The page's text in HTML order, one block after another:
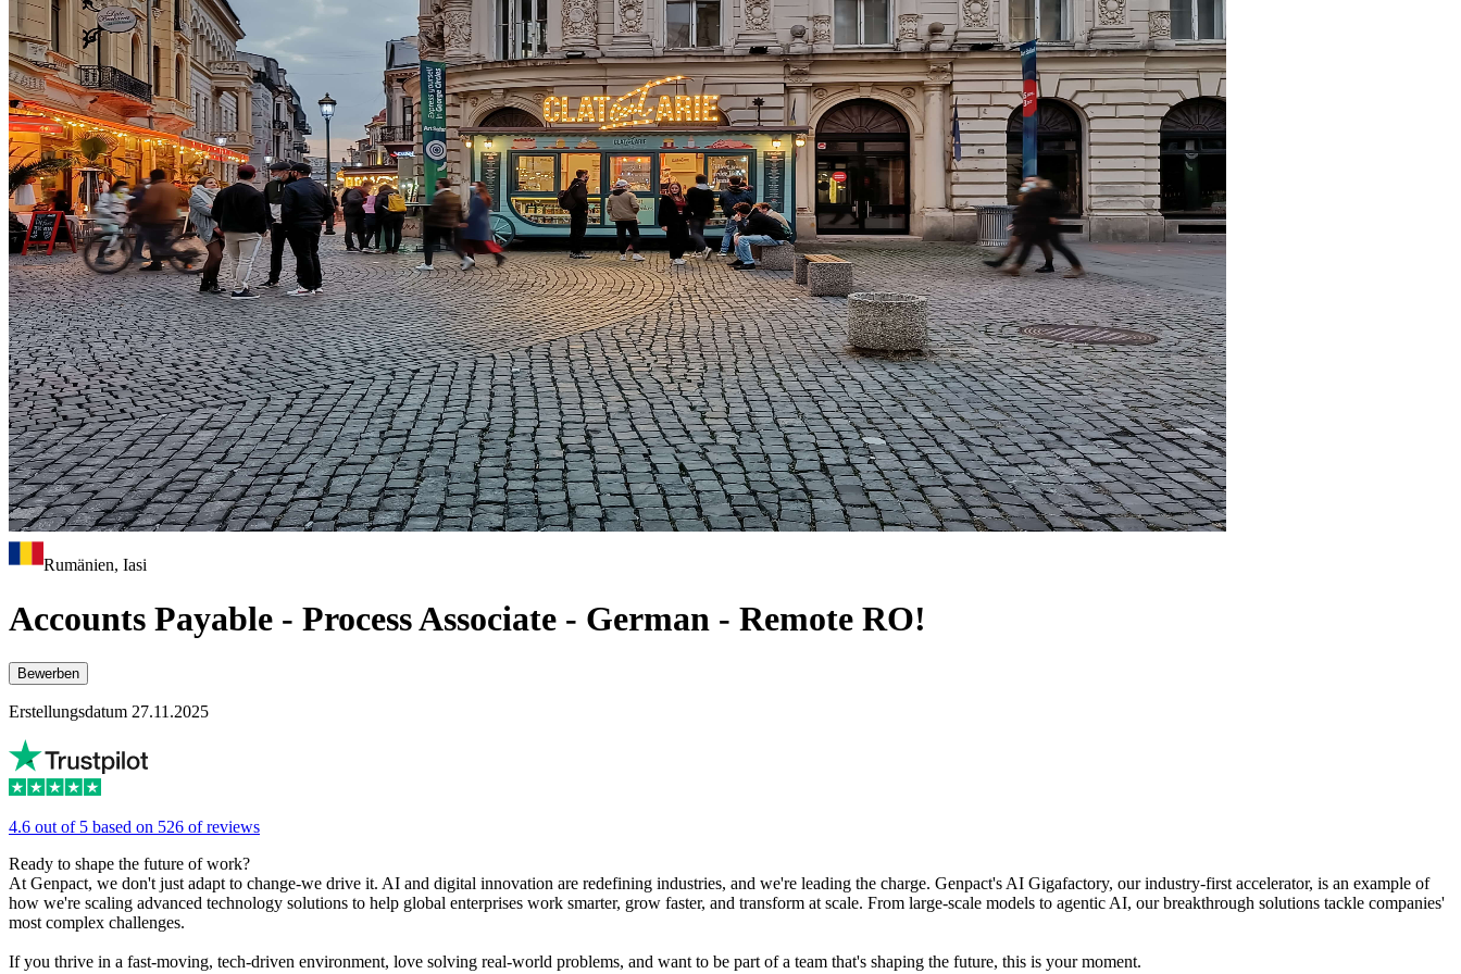
Rumänien, Iasi
Accounts Payable - Process Associate - German - Remote RO!
Bewerben
Erstellungsdatum 27.11.2025
4.6 out of 5 based on 526 of reviews
Ready to shape the future of work?
At Genpact, we don't just adapt to change-we drive it. AI and digital innovation are redefining industries, and we're leading the charge. Genpact's AI Gigafactory, our industry-first accelerator, is an example of
how we're scaling advanced technology solutions to help global enterprises work smarter, grow faster, and transform at scale. From large-scale models to agentic AI, our breakthrough solutions tackle companies'
most complex challenges.
If you thrive in a fast-moving, tech-driven environment, love solving real-world problems, and want to be part of a team that's shaping the future, this is your moment.